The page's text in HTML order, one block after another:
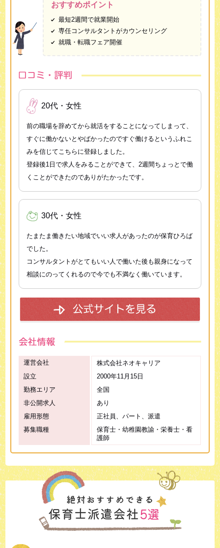
おすすめポイント
最短2週間で就業開始
専任コンサルタントがカウンセリング
就職・転職フェア開催
20代・女性
前の職場を辞めてから就活をすることになってしまって、
すぐに働かないとやばかったのですぐ働けるというふれこ
みを信じてこちらに登録しました。
登録後1日で求人をみることができて、2週間ちょっとで働
くことができたのでありがたかったです。
30代・女性
たまたま働きたい地域でいい求人があったのが保育ひろば
でした。
コンサルタントがとてもいい人で働いた後も親身になって
相談にのってくれるので今でも不満なく働いています。
運営会社
株式会社ネオキャリア
設立
2000年11月15日
勤務エリア
全国
非公開求人
あり
雇用形態
正社員、パート、派遣
募集職種
保育士・幼稚園教諭・栄養士・看
護師